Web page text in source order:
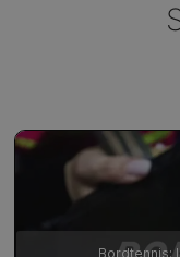
Bordtennis: